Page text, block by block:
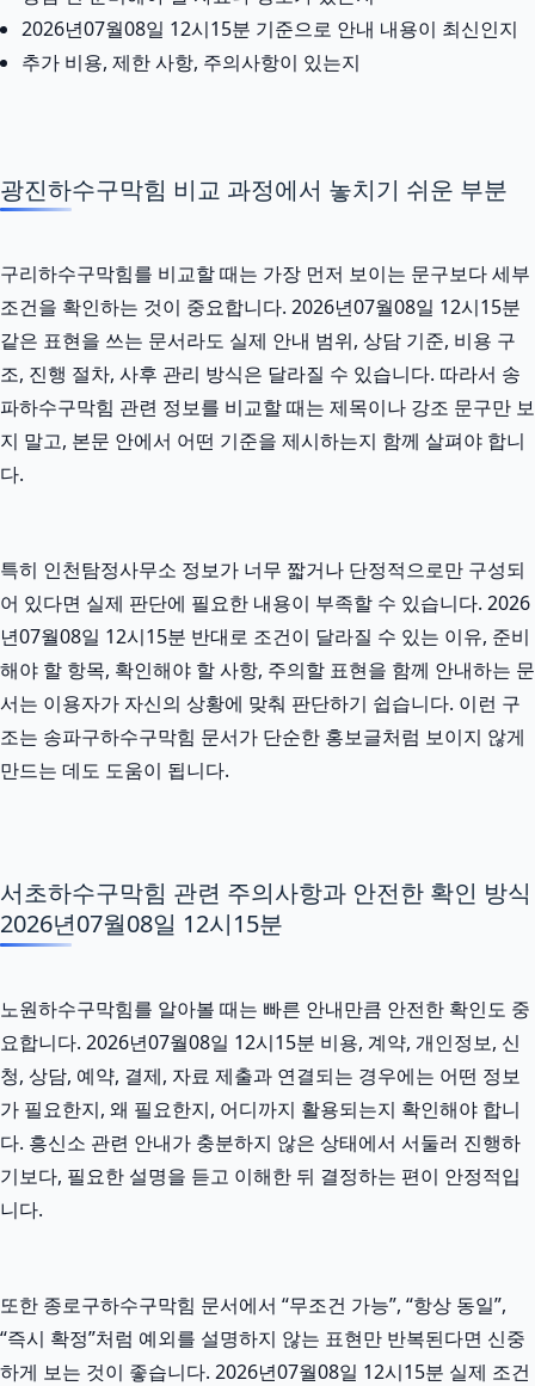
2026년07월08일 12시15분 기준으로 안내 내용이 최신인지
추가 비용, 제한 사항, 주의사항이 있는지
광진하수구막힘 비교 과정에서 놓치기 쉬운 부분
구리하수구막힘를 비교할 때는 가장 먼저 보이는 문구보다 세부
조건을 확인하는 것이 중요합니다. 2026년07월08일 12시15분
같은 표현을 쓰는 문서라도 실제 안내 범위, 상담 기준, 비용 구
조, 진행 절차, 사후 관리 방식은 달라질 수 있습니다. 따라서 송
파하수구막힘 관련 정보를 비교할 때는 제목이나 강조 문구만 보
지 말고, 본문 안에서 어떤 기준을 제시하는지 함께 살펴야 합니
다.
특히 인천탐정사무소 정보가 너무 짧거나 단정적으로만 구성되
어 있다면 실제 판단에 필요한 내용이 부족할 수 있습니다. 2026
년07월08일 12시15분 반대로 조건이 달라질 수 있는 이유, 준비
해야 할 항목, 확인해야 할 사항, 주의할 표현을 함께 안내하는 문
서는 이용자가 자신의 상황에 맞춰 판단하기 쉽습니다. 이런 구
조는 송파구하수구막힘 문서가 단순한 홍보글처럼 보이지 않게
만드는 데도 도움이 됩니다.
서초하수구막힘 관련 주의사항과 안전한 확인 방식
2026년07월08일 12시15분
노원하수구막힘를 알아볼 때는 빠른 안내만큼 안전한 확인도 중
요합니다. 2026년07월08일 12시15분 비용, 계약, 개인정보, 신
청, 상담, 예약, 결제, 자료 제출과 연결되는 경우에는 어떤 정보
가 필요한지, 왜 필요한지, 어디까지 활용되는지 확인해야 합니
다. 흥신소 관련 안내가 충분하지 않은 상태에서 서둘러 진행하
기보다, 필요한 설명을 듣고 이해한 뒤 결정하는 편이 안정적입
니다.
또한 종로구하수구막힘 문서에서 “무조건 가능”, “항상 동일”,
“즉시 확정”처럼 예외를 설명하지 않는 표현만 반복된다면 신중
하게 보는 것이 좋습니다. 2026년07월08일 12시15분 실제 조건